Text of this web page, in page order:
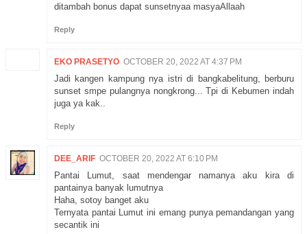
ditambah bonus dapat sunsetnyaa masyaAllaah
Reply
EKO PRASETYO OCTOBER 20, 2022 AT 4:37 PM
Jadi kangen kampung nya istri di bangkabelitung, berburu
sunset smpe pulangnya nongkrong... Tpi di Kebumen indah
juga ya kak..
Reply
DEE_ARIF OCTOBER 20, 2022 AT 6:10 PM
Pantai Lumut, saat mendengar namanya aku kira di
pantainya banyak lumutnya
Haha, sotoy banget aku
Ternyata pantai Lumut ini emang punya pemandangan yang
secantik ini